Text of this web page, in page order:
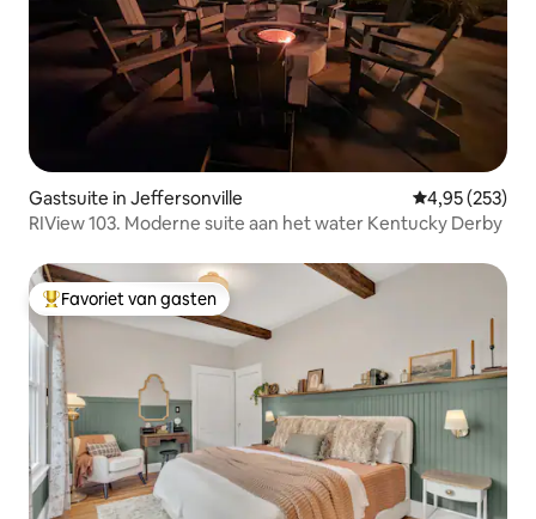
Gastsuite in Jeffersonville Gemiddelde
4,95 (253)
RIView 103. Moderne suite aan het water Kentucky Derby
Topfavoriet van gasten
Favoriet van gasten